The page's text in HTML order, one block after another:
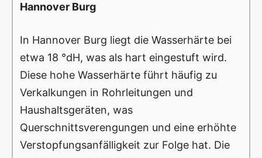
Hannover Burg
In Hannover Burg liegt die Wasserhärte bei
etwa 18 °dH, was als hart eingestuft wird.
Diese hohe Wasserhärte führt häufig zu
Verkalkungen in Rohrleitungen und
Haushaltsgeräten, was
Querschnittsverengungen und eine erhöhte
Verstopfungsanfälligkeit zur Folge hat. Die